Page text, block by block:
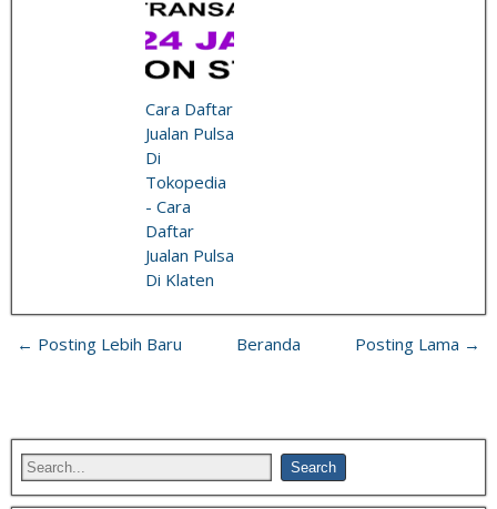
Cara Daftar
Jualan Pulsa
Di
Tokopedia
- Cara
Daftar
Jualan Pulsa
Di Klaten
← Posting Lebih Baru Posting Lama →
Beranda